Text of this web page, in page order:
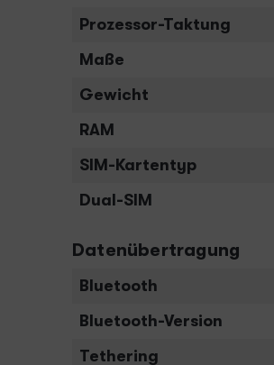
Prozessor-Taktung
Maße
Gewicht
RAM
SIM-Kartentyp
Dual-SIM
Datenübertragung
Bluetooth
Bluetooth-Version
Tethering